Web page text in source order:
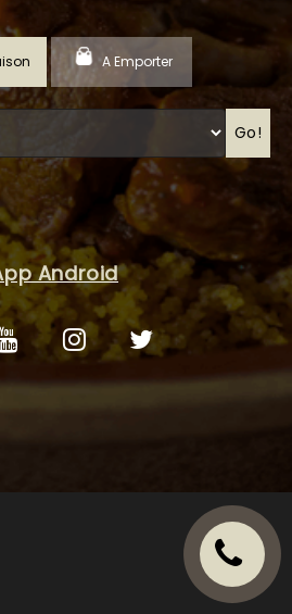
A Emporter
Go!
Android